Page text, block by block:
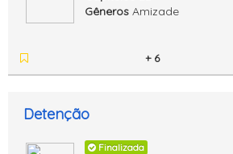
Gêneros Amizade
+ 6
Detenção
Finalizada